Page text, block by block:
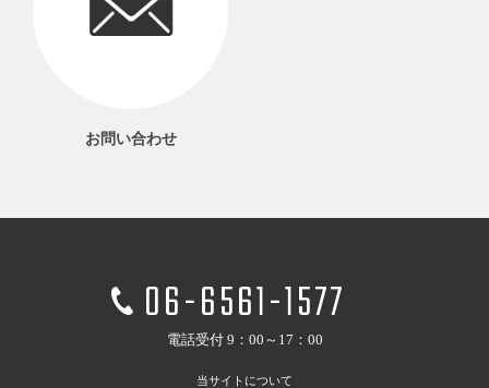
お問い合わせ
06-6561-1577
電話受付 9：00～17：00
当サイトについて